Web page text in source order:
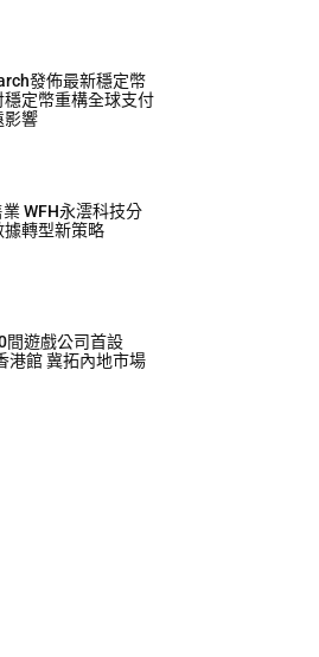
發佈最新穩定幣
穩定幣重構全球支付
影響
WFH永澐科技分
據轉型新策略
間遊戲公司首設
港館 冀拓內地市場